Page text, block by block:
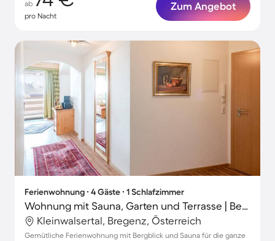
ab
pro Nacht
Zum Angebot
Ferienwohnung ∙ 4 Gäste ∙ 1 Schlafzimmer
Wohnung mit Sauna, Garten und Terrasse | Bergblick
Kleinwalsertal, Bregenz, Österreich
Gemütliche Ferienwohnung mit Bergblick und Sauna für die ganze